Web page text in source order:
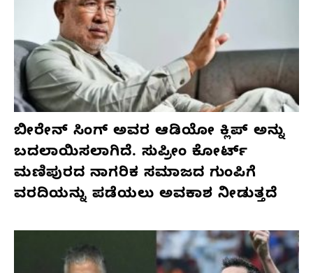
ಬೀರೇನ್ ಸಿಂಗ್ ಅವರ ಆಡಿಯೋ ಕ್ಲಿಪ್ ಅನ್ನು
ಬದಲಾಯಿಸಲಾಗಿದೆ. ಸುಪ್ರೀಂ ಕೋರ್ಟ್
ಮಣಿಪುರದ ನಾಗರಿಕ ಸಮಾಜದ ಗುಂಪಿಗೆ
ವರದಿಯನ್ನು ಪಡೆಯಲು ಅವಕಾಶ ನೀಡುತ್ತದೆ